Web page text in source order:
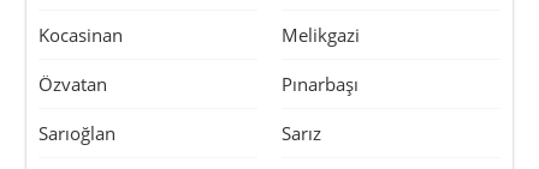
Kocasinan Melikgazi
Özvatan Pınarbaşı
Sarıoğlan Sarız